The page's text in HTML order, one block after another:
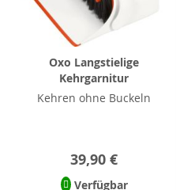
Oxo Langstielige
Kehrgarnitur
Kehren ohne Buckeln
39,90 €
Verfügbar